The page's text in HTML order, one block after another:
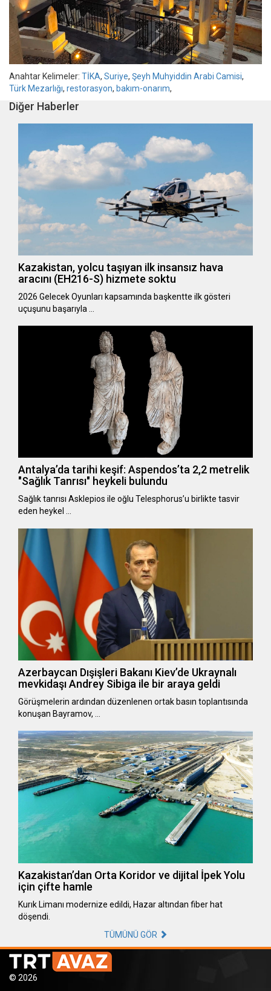
Anahtar Kelimeler: TİKA, Suriye, Şeyh Muhyiddin Arabi Camisi,
Türk Mezarlığı, restorasyon, bakım-onarım,
Diğer Haberler
Kazakistan, yolcu taşıyan ilk insansız hava
aracını (EH216-S) hizmete soktu
2026 Gelecek Oyunları kapsamında başkentte ilk gösteri
uçuşunu başarıyla …
Antalya’da tarihi keşif: Aspendos’ta 2,2 metrelik
"Sağlık Tanrısı" heykeli bulundu
Sağlık tanrısı Asklepios ile oğlu Telesphorus’u birlikte tasvir
eden heykel …
Azerbaycan Dışişleri Bakanı Kiev’de Ukraynalı
mevkidaşı Andrey Sibiga ile bir araya geldi
Görüşmelerin ardından düzenlenen ortak basın toplantısında
konuşan Bayramov, …
Kazakistan’dan Orta Koridor ve dijital İpek Yolu
için çifte hamle
Kurık Limanı modernize edildi, Hazar altından fiber hat
döşendi.
TÜMÜNÜ GÖR
© 2026